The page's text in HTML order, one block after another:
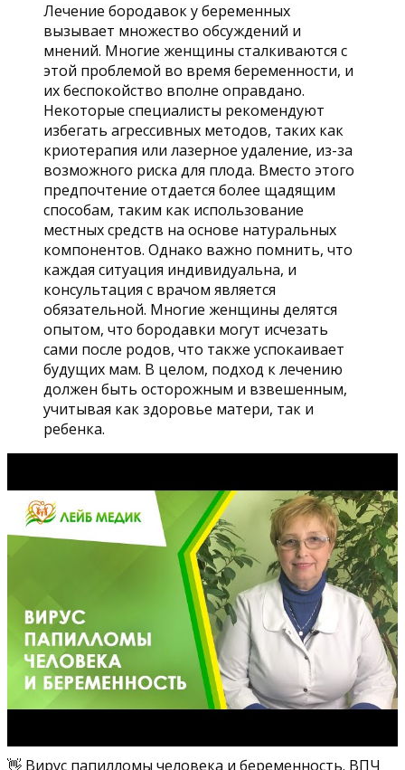
Лечение бородавок у беременных
вызывает множество обсуждений и
мнений. Многие женщины сталкиваются с
этой проблемой во время беременности, и
их беспокойство вполне оправдано.
Некоторые специалисты рекомендуют
избегать агрессивных методов, таких как
криотерапия или лазерное удаление, из-за
возможного риска для плода. Вместо этого
предпочтение отдается более щадящим
способам, таким как использование
местных средств на основе натуральных
компонентов. Однако важно помнить, что
каждая ситуация индивидуальна, и
консультация с врачом является
обязательной. Многие женщины делятся
опытом, что бородавки могут исчезать
сами после родов, что также успокаивает
будущих мам. В целом, подход к лечению
должен быть осторожным и взвешенным,
учитывая как здоровье матери, так и
ребенка.
👋 Вирус папилломы человека и беременность. ВПЧ